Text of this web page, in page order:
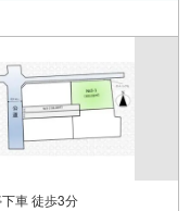
車 徒歩3分